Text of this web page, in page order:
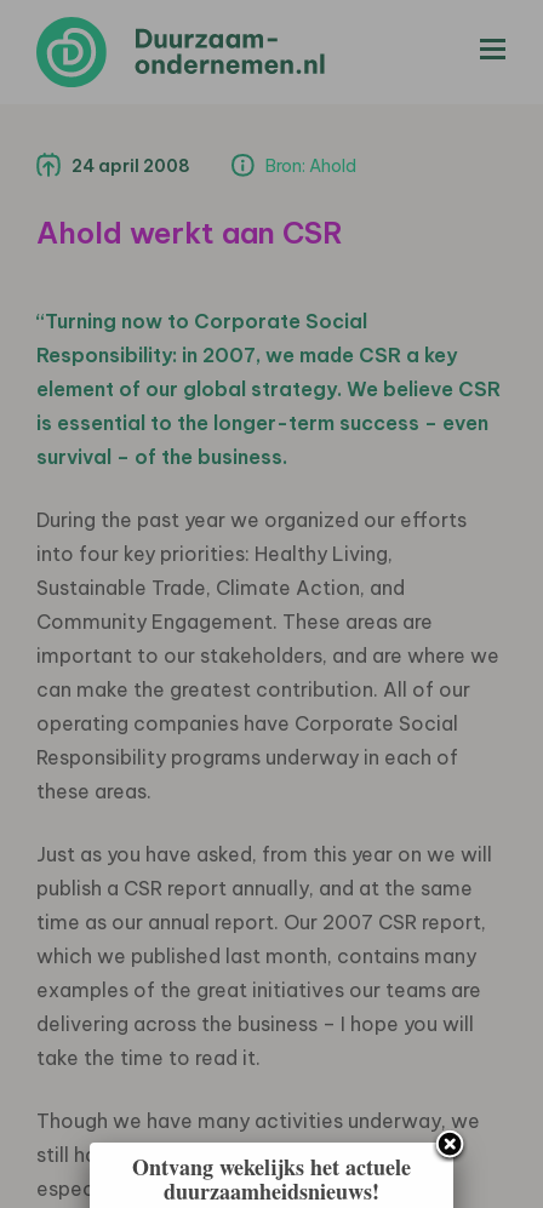
24 april 2008 Bron: Ahold
Ahold werkt aan CSR
“Turning now to Corporate Social
Responsibility: in 2007, we made CSR a key
element of our global strategy. We believe CSR
is essential to the longer-term success – even
survival – of the business.
During the past year we organized our efforts
into four key priorities: Healthy Living,
Sustainable Trade, Climate Action, and
Community Engagement. These areas are
important to our stakeholders, and are where we
can make the greatest contribution. All of our
operating companies have Corporate Social
Responsibility programs underway in each of
these areas.
Just as you have asked, from this year on we will
publish a CSR report annually, and at the same
time as our annual report. Our 2007 CSR report,
which we published last month, contains many
examples of the great initiatives our teams are
delivering across the business – I hope you will
take the time to read it.
Though we have many activities underway, we
still have much to learn and much to do,
especially in complex areas such as climate
Ontvang wekelijks het actuele
duurzaamheidsnieuws!